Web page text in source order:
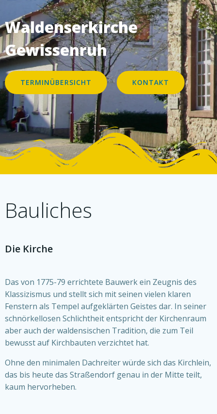
Waldenserkirche
Gewissenruh
TERMINÜBERSICHT KONTAKT
Bauliches
Die Kirche
Das von 1775-79 errichtete Bauwerk ein Zeugnis des
Klassizismus und stellt sich mit seinen vielen klaren
Fenstern als Tempel aufgeklärten Geistes dar. In seiner
schnörkellosen Schlichtheit entspricht der Kirchenraum
aber auch der waldensischen Tradition, die zum Teil
bewusst auf Kirchbauten verzichtet hat.
Ohne den minimalen Dachreiter würde sich das Kirchlein,
das bis heute das Straßendorf genau in der Mitte teilt,
kaum hervorheben.